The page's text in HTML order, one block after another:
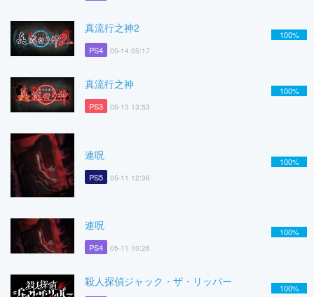
真流行之神2
PS4 05-14 05:17
100%
真流行之神
PS3 05-13 13:53
100%
連呪
PS5 05-11 12:36
100%
連呪
PS4 05-11 10:26
100%
殺人探偵ジャック・ザ・リッパー 100%